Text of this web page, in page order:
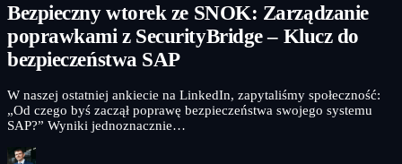
Bezpieczny wtorek ze SNOK: Zarządzanie
poprawkami z SecurityBridge – Klucz do
bezpieczeństwa SAP
W naszej ostatniej ankiecie na LinkedIn, zapytaliśmy społeczność:
„Od czego byś zaczął poprawę bezpieczeństwa swojego systemu
SAP?” Wyniki jednoznacznie…